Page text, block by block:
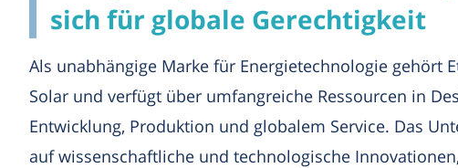
sich für globale Gerechtigkeit
Als unabhängige Marke für Energietechnologie gehört
Solar und verfügt über umfangreiche Ressourcen in
Entwicklung, Produktion und globalem Service. Das
auf wissenschaftliche und technologische